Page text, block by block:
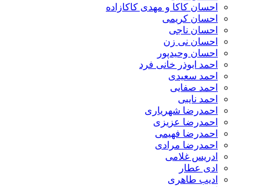
احسان کاکا و مهدی کاکازاده
احسان کریمی
احسان ناجی
احسان نی زن
احسان وحیدپور
احمد ابوذر خانی فرد
احمد سعیدی
احمد صفایی
احمد نایبی
احمدرضا شهریاری
احمدرضا عزیزی
احمدرضا فهیمی
احمدرضا مرادی
ادریس غلامی
ادی عطار
ادیب طاهری